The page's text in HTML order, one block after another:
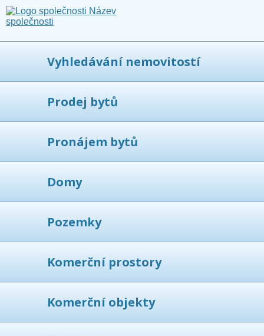
Vyhledávání nemovitostí
Prodej bytů
Pronájem bytů
Domy
Pozemky
Komerční prostory
Komerční objekty